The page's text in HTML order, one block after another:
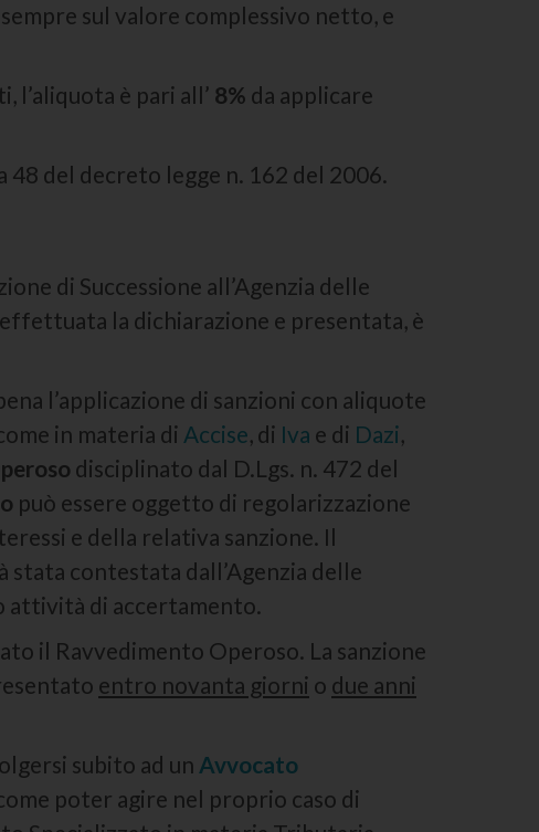
sul valore complessivo netto, e
è pari all’ 8% da applicare
48 del decreto legge n. 162 del 2006.
di Successione all’Agenzia delle
la dichiarazione e presentata, è
l’applicazione di sanzioni con aliquote
in materia di Accise, di Iva e di Dazi,
disciplinato dal D.Lgs. n. 472 del
può essere oggetto di regolarizzazione
e della relativa sanzione. Il
stata contestata dall’Agenzia delle
attività di accertamento.
il Ravvedimento Operoso. La sanzione
entro novanta giorni o due anni
subito ad un Avvocato
poter agire nel proprio caso di